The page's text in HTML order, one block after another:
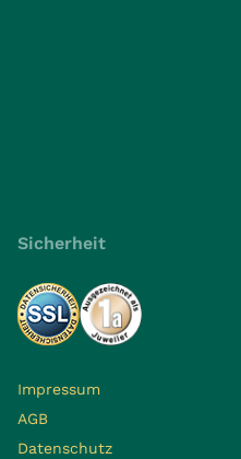
Sicherheit
Impressum
AGB
Datenschutz